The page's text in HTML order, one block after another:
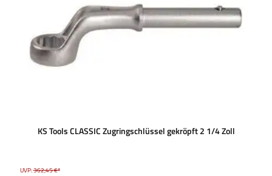
KS Tools CLASSIC Zugringschlüssel gekröpft 2 1/4 Zoll
UVP:362,45 €*